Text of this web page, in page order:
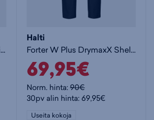
Forter DX shell pants M - miesten kuorihousut
Halti
Forter W Plus DrymaxX Shell Pants - naisten kuorihousut
69,95€
Norm. hinta:90€
30pv alin hinta: 69,95€
Useita kokoja